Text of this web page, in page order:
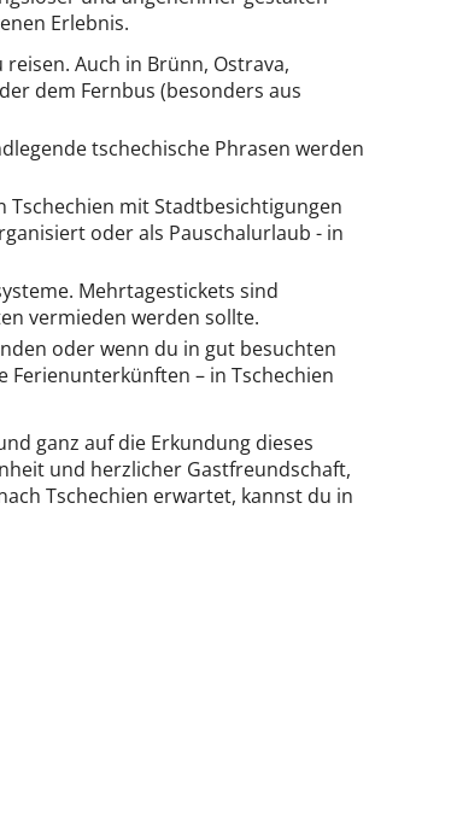
Erlebnis.
Auch in Brünn, Ostrava,
dem Fernbus (besonders aus
tschechische Phrasen werden
mit Stadtbesichtigungen
oder als Pauschalurlaub - in
Mehrtagestickets sind
vermieden werden sollte.
oder wenn du in gut besuchten
– in Tschechien
ganz auf die Erkundung dieses
und herzlicher Gastfreundschaft,
Tschechien erwartet, kannst du in